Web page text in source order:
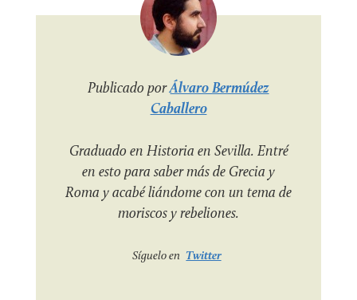
Publicado porÁlvaro Bermúdez
Caballero
Graduado en Historia en Sevilla. Entré
en esto para saber más de Grecia y
Roma y acabé liándome con un tema de
moriscos y rebeliones.
Síguelo en Twitter